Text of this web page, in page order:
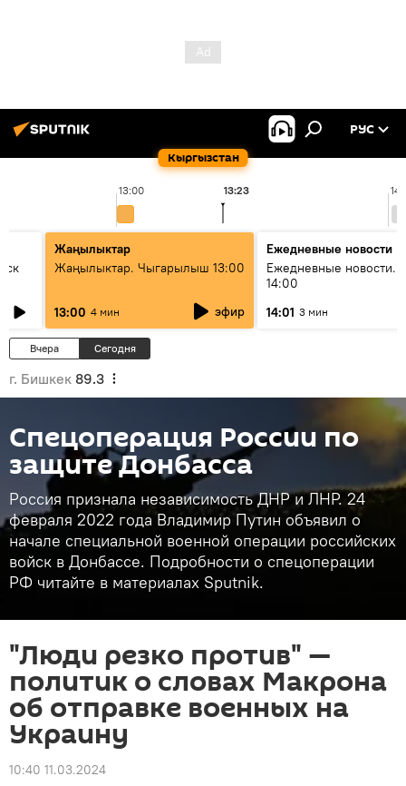
Кыргызстан
РУС
13:00 13:23
Жаңылыктар
Жаңылыктар. Чыгарылыш 13:00
13:00 4 мин эфир
Ежедневные новости
Ежедневные новости.
14:00
14:01 3 мин
Вчера Сегодня
г. Бишкек 89.3
Спецоперация России по
защите Донбасса
Россия признала независимость ДНР и ЛНР. 24
февраля 2022 года Владимир Путин объявил о
начале специальной военной операции российских
войск в Донбассе. Подробности о спецоперации
РФ читайте в материалах Sputnik.
"Люди резко против" —
политик о словах Макрона
об отправке военных на
Украину
10:40 11.03.2024